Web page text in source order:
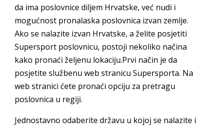
da ima poslovnice diljem Hrvatske, već nudi i
mogućnost pronalaska poslovnica izvan zemlje.
Ako se nalazite izvan Hrvatske, a želite posjetiti
Supersport poslovnicu, postoji nekoliko načina
kako pronaći željenu lokaciju.Prvi način je da
posjetite službenu web stranicu Supersporta. Na
web stranici ćete pronaći opciju za pretragu
poslovnica u regiji.
Jednostavno odaberite državu u kojoj se nalazite i